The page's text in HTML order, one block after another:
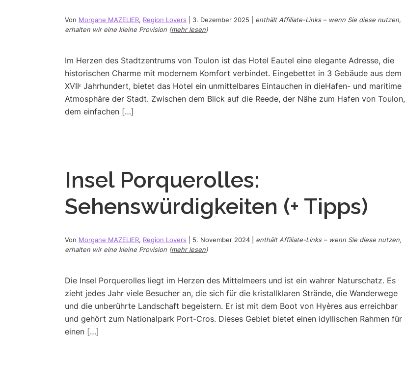
Von Morgane MAZELIER, Region Lovers 3. Dezember 2025
enthält Affiliate-Links – wenn Sie diese nutzen,
erhalten wir eine kleine Provision (mehr lesen)
Im Herzen des Stadtzentrums von Toulon ist das Hotel Eautel eine elegante Adresse, die
historischen Charme mit modernem Komfort verbindet. Eingebettet in 3 Gebäude aus dem
XVIIᵉ Jahrhundert, bietet das Hotel ein unmittelbares Eintauchen in dieHafen- und maritime
Atmosphäre der Stadt. Zwischen dem Blick auf die Reede, der Nähe zum Hafen von Toulon,
dem einfachen […]
Insel Porquerolles:
Sehenswürdigkeiten (+ Tipps)
Von Morgane MAZELIER, Region Lovers 5. November 2024
enthält Affiliate-Links – wenn Sie diese nutzen,
erhalten wir eine kleine Provision (mehr lesen)
Die Insel Porquerolles liegt im Herzen des Mittelmeers und ist ein wahrer Naturschatz. Es
zieht jedes Jahr viele Besucher an, die sich für die kristallklaren Strände, die Wanderwege
und die unberührte Landschaft begeistern. Er ist mit dem Boot von Hyères aus erreichbar
und gehört zum Nationalpark Port-Cros. Dieses Gebiet bietet einen idyllischen Rahmen für
einen […]